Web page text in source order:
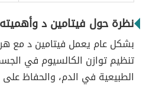
نظرة حول فيتامين د
بشكل عام يعمل فيتامين د مع
تنظيم توازن الكالسيوم في
الطبيعية في الدم، والحفاظ على